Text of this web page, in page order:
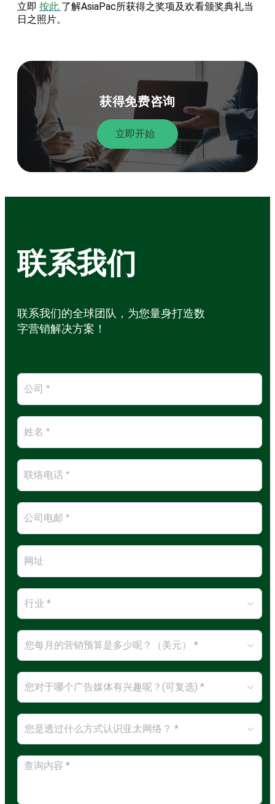
立即 按此 了解AsiaPac所获得之奖项及欢看颁奖典礼当
日之照片。
获得免费咨询
立即开始
联系我们
联系我们的全球团队，为您量身打造数
字营销解决方案！
行业 *
您每月的营销预算是多少呢？（美元） *
您对于哪个广告媒体有兴趣呢？(可复选) *
您是透过什么方式认识亚太网络？ *